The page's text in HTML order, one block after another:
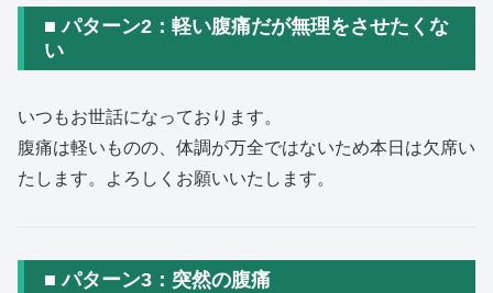
■ パターン2：軽い腹痛だが無理をさせたくな
い
いつもお世話になっております。
腹痛は軽いものの、体調が万全ではないため本日は欠席い
たします。よろしくお願いいたします。
■ パターン3：突然の腹痛